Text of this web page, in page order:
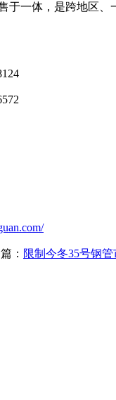
于一体，是跨地区
： 限制今冬35号钢